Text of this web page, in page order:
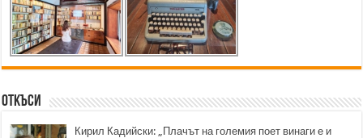
Откъси
Кирил Кадийски: „Плачът на големия поет винаги е и